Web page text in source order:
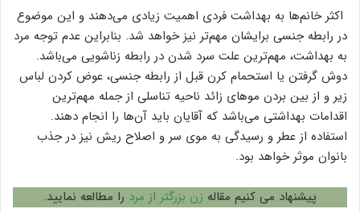
اکثر خانم‌ها به بهداشت فردی اهمیت زیادی می‌دهند و این موضوع
در رابطه جنسی برایشان مهم‌تر نیز خواهد شد. بنابراین عدم توجه مرد
به بهداشت، مهم‌ترین علت سرد شدن در رابطه زناشویی می‌باشد.
دوش گرفتن یا استحمام کرن قبل از رابطه جنسی، عوض کردن لباس
زیر و از بین بردن موهای زائد ناحیه تناسلی از جمله مهم‌ترین
اقدامات بهداشتی می‌باشد که آقایان باید آن‌ها را انجام دهند.
استفاده از عطر و رسیدگی به موی سر و اصلاح ریش نیز در جذب
بانوان موثر خواهد بود.
پیشنهاد می کنیم مقاله زن بزرگتر از مرد را مطالعه نمایید.